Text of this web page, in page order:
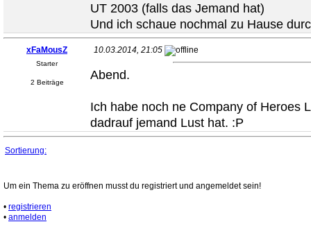
UT 2003 (falls das Jemand hat)
Und ich schaue nochmal zu Hause
xFaMousZ
Starter
2 Beiträge
10.03.2014, 21:05
Abend.
Ich habe noch ne Company of Heroes
dadrauf jemand Lust hat. :P
Sortierung:
Um ein Thema zu eröffnen musst du registriert und angemeldet sein!
• registrieren
• anmelden